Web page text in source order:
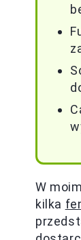
W
kilka